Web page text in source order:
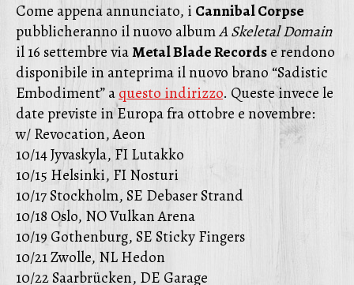
Come appena annunciato, i Cannibal Corpse
pubblicheranno il nuovo albumA Skeletal Domain
il 16 settembre viaMetal Blade Recordse rendono
disponibile in anteprima il nuovo brano “Sadistic
Embodiment” aquesto indirizzo. Queste invece le
date previste in Europa fra ottobre e novembre:
w/ Revocation, Aeon
10/14 Jyvaskyla, FI Lutakko
10/15 Helsinki, FI Nosturi
10/17 Stockholm, SE Debaser Strand
10/18 Oslo, NO Vulkan Arena
10/19 Gothenburg, SE Sticky Fingers
10/21 Zwolle, NL Hedon
10/22 Saarbrücken, DE Garage